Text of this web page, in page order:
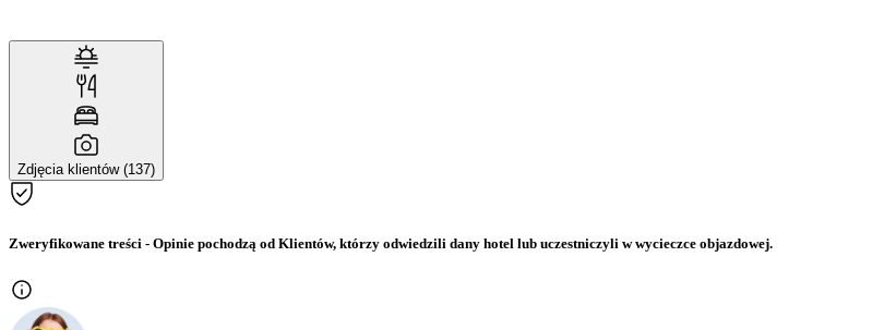
Zdjęcia klientów (137)
Zweryfikowane treści - Opinie pochodzą od Klientów, którzy odwiedzili dany hotel lub uczestniczyli w wycieczce objazdowej.